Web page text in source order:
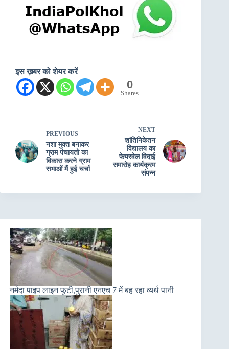
इस ख़बर को शेयर करें
0
Shares
PREVIOUS
नशा मुक्त बनाकर
ग्राम पंचायतो का
विकास करने ग्राम
सभाओं मैं हुई चर्चा
NEXT
शांतिनिकेतन
विद्यालय का
फेयरवेल विदाई
समारोह कार्यक्रम
संपन्न
नर्मदा पाइप लाइन फूटी,पुरानी एनएच 7 में बह रहा व्यर्थ पानी